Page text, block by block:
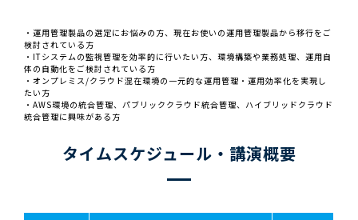
・運用管理製品の選定にお悩みの方、現在お使いの運用管理製品から移行をご
検討されている方
・ITシステムの監視管理を効率的に行いたい方、環境構築や業務処理、運用自
体の自動化をご検討されている方
・オンプレミス/クラウド混在環境の一元的な運用管理・運用効率化を実現し
たい方
・AWS環境の統合管理、パブリッククラウド統合管理、ハイブリッドクラウド
統合管理に興味がある方
タイムスケジュール・講演概要